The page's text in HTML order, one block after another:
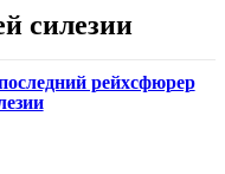
силезии
рейхсфюрер